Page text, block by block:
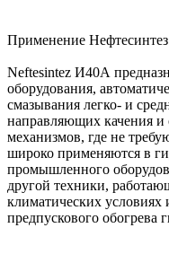
Применение
Neftesintez И40А
оборудования,
смазывания легко- и
направляющих качения и
механизмов, где не
широко применяются в
промышленного
другой техники,
климатических
предпускового обогрева